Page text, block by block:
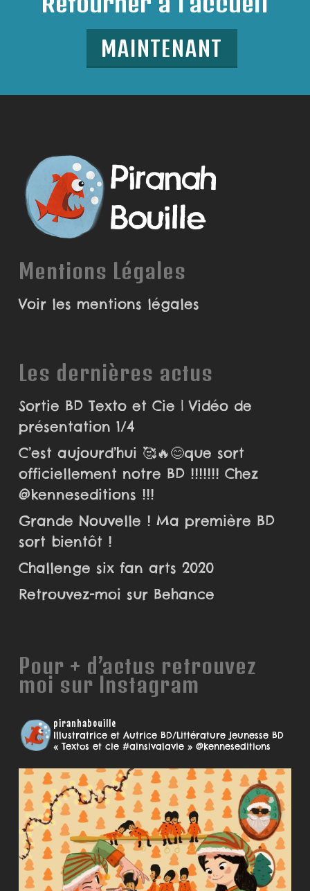
MAINTENANT
Mentions Légales
Voir les mentions légales
Les dernières actus
Sortie BD Texto et Cie | Vidéo de
présentation 1/4
C’est aujourd’hui 🥰🔥😊que sort
officiellement notre BD !!!!!!! Chez
@kenneseditions !!!
Grande Nouvelle ! Ma première BD
sort bientôt !
Challenge six fan arts 2020
Retrouvez-moi sur Behance
Pour + d’actus retrouvez
moi sur Instagram
piranhabouille
Illustratrice et Autrice BD/Littérature jeunesseBD
« Textos et cie #ainsivalavie » @kenneseditions